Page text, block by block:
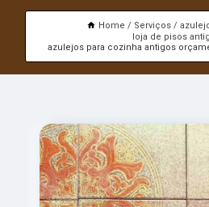
Home Serviços
loja de pisos
azulejos para cozinha antigos